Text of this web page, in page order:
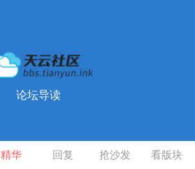
论坛导读
精华 回复 抢沙发 看版块